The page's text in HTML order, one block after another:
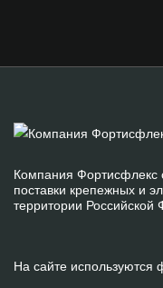
Компания Фортисфлекс
поставки крепежных и
территории Российской
На сайте используются